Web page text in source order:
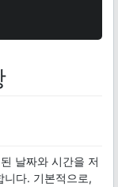
날짜와 시간을 저
니다. 기본적으로,